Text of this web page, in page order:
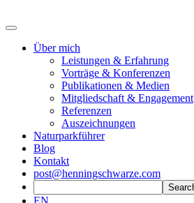
Über mich
Leistungen & Erfahrung
Vorträge & Konferenzen
Publikationen & Medien
Mitgliedschaft & Engagement
Referenzen
Auszeichnungen
Naturparkführer
Blog
Kontakt
post@henningschwarze.com
EN